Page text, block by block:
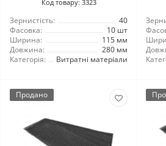
Код товару: 3323
Зернистість:
40
Фасовка:
10 шт
Ширина:
115 мм
Довжина:
280 мм
Категорія:
Витратні матеріали
Продано